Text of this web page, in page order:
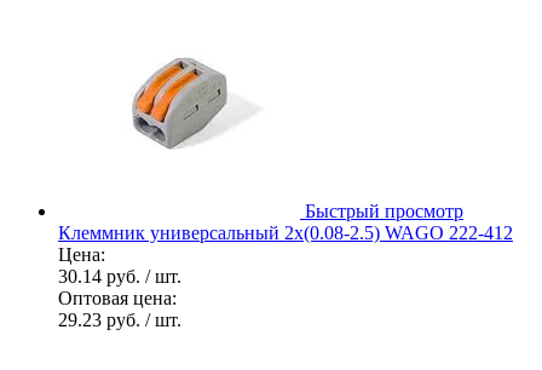
Быстрый просмотр
Клеммник универсальный 2х(0.08-2.5) WAGO 222-412
Цена:
30.14 руб. / шт.
Оптовая цена:
29.23 руб. / шт.